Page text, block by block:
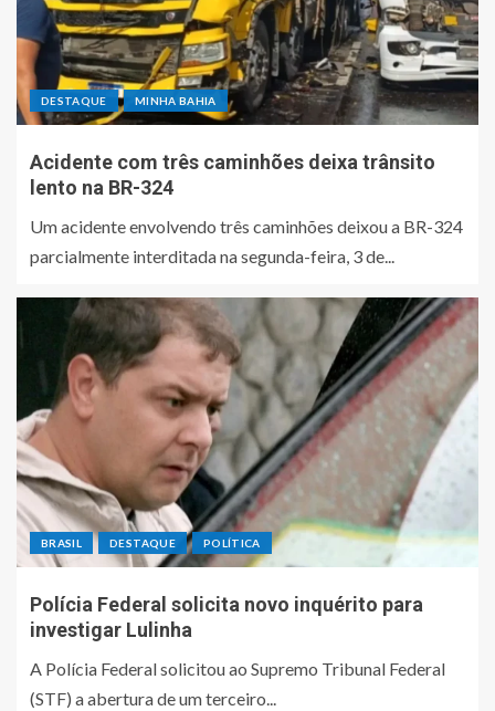
DESTAQUE MINHA BAHIA
Acidente com três caminhões deixa trânsito
lento na BR-324
Um acidente envolvendo três caminhões deixou a BR-324
parcialmente interditada na segunda-feira, 3 de...
BRASIL DESTAQUE POLÍTICA
Polícia Federal solicita novo inquérito para
investigar Lulinha
A Polícia Federal solicitou ao Supremo Tribunal Federal
(STF) a abertura de um terceiro...